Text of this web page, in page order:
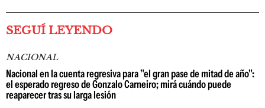
SEGUÍ LEYENDO
NACIONAL
Nacional en la cuenta regresiva para "el gran pase de mitad de año":
el esperado regreso de Gonzalo Carneiro; mirá cuándo puede
reaparecer tras su larga lesión